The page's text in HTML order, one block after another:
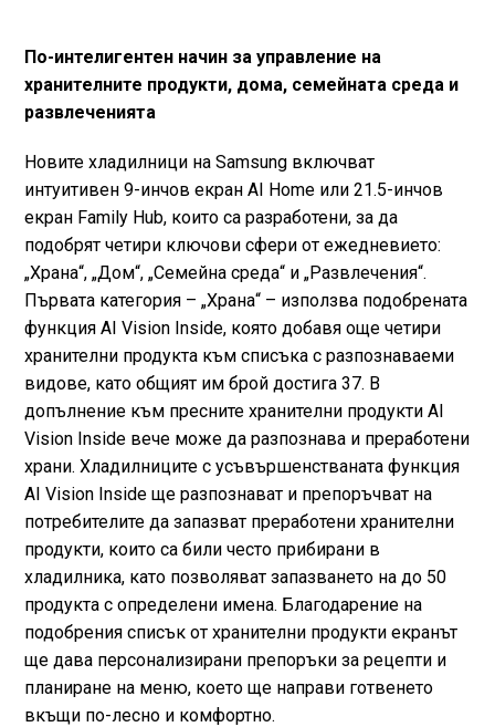
По-интелигентен начин за управление на
хранителните продукти, дома, семейната среда и
развлеченията
Новите хладилници на Samsung включват
интуитивен 9-инчов екран AI Home или 21.5-инчов
екран Family Hub, които са разработени, за да
подобрят четири ключови сфери от ежедневието:
„Храна“, „Дом“, „Семейна среда“ и „Развлечения“.
Първата категория – „Храна“ – използва подобрената
функция AI Vision Inside, която добавя още четири
хранителни продукта към списъка с разпознаваеми
видове, като общият им брой достига 37. В
допълнение към пресните хранителни продукти AI
Vision Inside вече може да разпознава и преработени
храни. Хладилниците с усъвършенстваната функция
AI Vision Inside ще разпознават и препоръчват на
потребителите да запазват преработени хранителни
продукти, които са били често прибирани в
хладилника, като позволяват запазването на до 50
продукта с определени имена. Благодарение на
подобрения списък от хранителни продукти екранът
ще дава персонализирани препоръки за рецепти и
планиране на меню, което ще направи готвенето
вкъщи по-лесно и комфортно.